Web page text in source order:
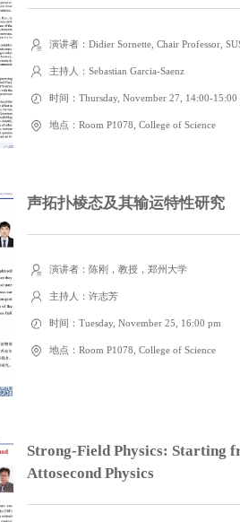
演讲者：Didier Sornette, Chair Professor,
主持人：Sebastian Garcia-Saenz
时间：Thursday, November 27, 14:00-15:00
地点：Room P1078, College of Science
声拓扑棱态及其输运特性研究
演讲者：陈刚，教授，郑州大学
主持人：许志芳
时间：Tuesday, November 25, 16:00 pm
地点：Room P1078, College of Science
Strong-Field Physics: Starting
Attosecond Physics